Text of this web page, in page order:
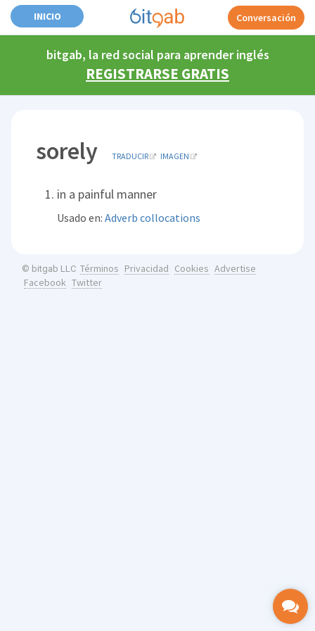
INICIO Conversación
bitgab, la red social para aprender inglés
REGISTRARSE GRATIS
sorely TRADUCIR IMAGEN
in a painful manner
Usado en:Adverb collocations
© bitgab LLC Términos Privacidad Cookies Advertise
Facebook Twitter